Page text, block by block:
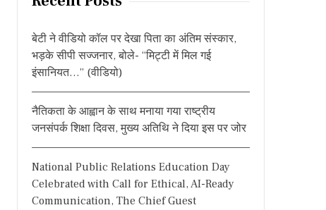
बेटी ने वीडियो कॉल पर देखा पिता का अंतिम संस्कार,
भड़के सीपी सज्जनार, बोले- “मिट्टी में मिल गई
इंसानियत…” (वीडियो)
नैतिकता के आह्वान के साथ मनाया गया राष्ट्रीय
जनसंपर्क शिक्षा दिवस, मुख्य अतिथि ने दिया इस पर जोर
National Public Relations Education Day
Celebrated with Call for Ethical, AI-Ready
Communication, The Chief Guest